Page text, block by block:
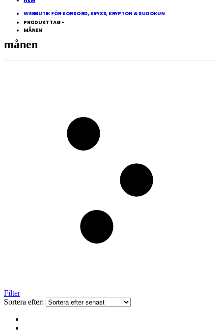
WEBBUTIK FÖR KORSORD, KRYSS, KRYPTON & SUDOKUN
PRODUKT TAG -
MÅNEN
månen
Filter
Sortera efter: